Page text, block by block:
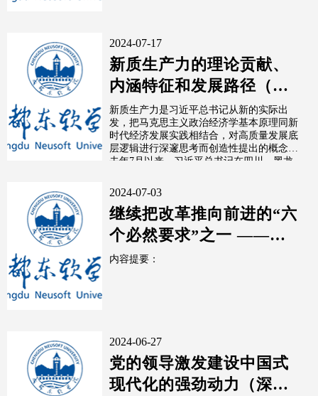
2024-07-17
新质生产力的理论贡献、
内涵特征和发展路径（深
入学习贯彻习近平新时代
中国特色社...
新质生产力是习近平总书记从新的实际出
发，把马克思主义政治经济学基本原理同新
时代经济发展实践相结合，对高质量发展底
层逻辑进行深邃思考而创造性提出的概念。
去年7月以来，习近平总书记在四川、黑龙
2024-07-03
继续把改革推向前进的“六
个必然要求”之一 ——为
中国式现代化提供有力制
内容提要：
2024-06-27
党的领导激发建设中国式
现代化的强劲动力（深入